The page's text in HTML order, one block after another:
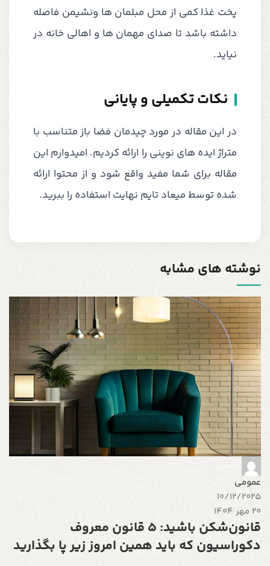
پخت غذا کمی از محل مبلمان ها ونشیمن فاصله
داشته باشد تا صدای مهمان ها و اهالی خانه در
نیاید.
نکات تکمیلی و پایانی
در این مقاله در مورد چیدمان فضا باز متناسب با
متراژ ایده های نوینی را ارائه کردیم. امیدوارم این
مقاله برای شما مفید واقع شود و از محتوا ارائه
شده توسط میعاد تایم نهایت استفاده را ببرید.
نوشته های مشابه
ادمین
عمومی
10/12/2025
20 مهر 1404
قانون‌شکن باشید: 5 قانون معروف
دکوراسیون که باید همین امروز زیر پا بگذارید